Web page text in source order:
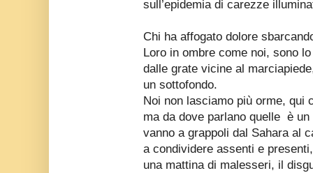
sull’epidemia di carezze
Chi ha affogato dolore
Loro in ombre come noi, sono
dalle grate vicine al
un sottofondo.
Noi non lasciamo più orme, qui
ma da dove parlano quelle è
vanno a grappoli dal Sahara al
a condividere assenti e presenti,
una mattina di malesseri, il